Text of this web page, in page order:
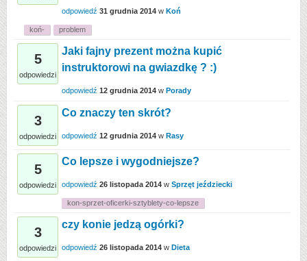
odpowiedź 31 grudnia 2014 w Koń
koń- problem
5
odpowiedzi
Jaki fajny prezent można kupić
instruktorowi na gwiazdkę ? :)
odpowiedź 12 grudnia 2014 w Porady
3
odpowiedzi
Co znaczy ten skrót?
odpowiedź 12 grudnia 2014 w Rasy
5
odpowiedzi
Co lepsze i wygodniejsze?
odpowiedź 26 listopada 2014 w Sprzęt jeździecki
kon-sprzet-oficerki-sztyblety-co-lepsze
3
odpowiedzi
czy konie jedzą ogórki?
odpowiedź 26 listopada 2014 w Dieta